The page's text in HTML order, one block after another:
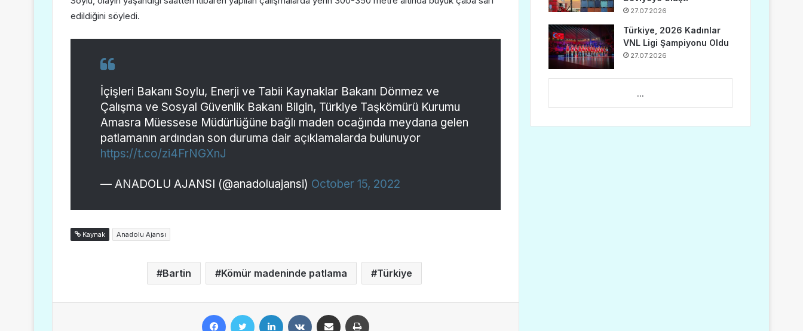
edildiğini söyledi.
İçişleri Bakanı Soylu, Enerji ve Tabii Kaynaklar Bakanı Dönmez ve
Çalışma ve Sosyal Güvenlik Bakanı Bilgin, Türkiye Taşkömürü Kurumu
Amasra Müessese Müdürlüğüne bağlı maden ocağında meydana gelen
patlamanın ardından son duruma dair açıklamalarda bulunuyor
https://t.co/zi4FrNGXnJ
— ANADOLU AJANSI (@anadoluajansi) October 15, 2022
Kaynak Anadolu Ajansı
Bartin Kömür madeninde patlama Türkiye
27.07.2026
Türkiye, 2026 Kadınlar
VNL Ligi Şampiyonu Oldu
27.07.2026
...